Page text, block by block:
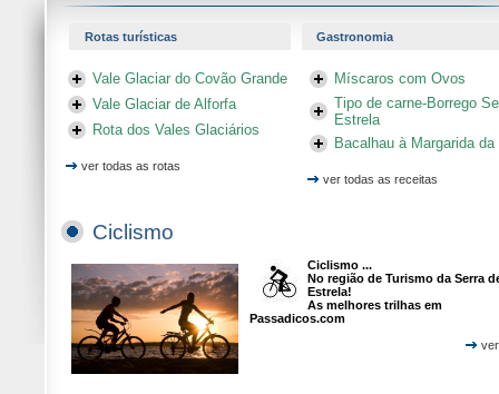
Rotas turísticas Gastronomia
Vale Glaciar do Covão Grande
Vale Glaciar de Alforfa
Rota dos Vales Glaciários
ver todas as rotas
Míscaros com Ovos
Tipo de carne-Borrego
Estrela
Bacalhau à Margarida da
ver todas as receitas
Ciclismo
Ciclismo ...
No região de Turismo da Serra
Estrela!
As melhores trilhas em
Passadicos.com